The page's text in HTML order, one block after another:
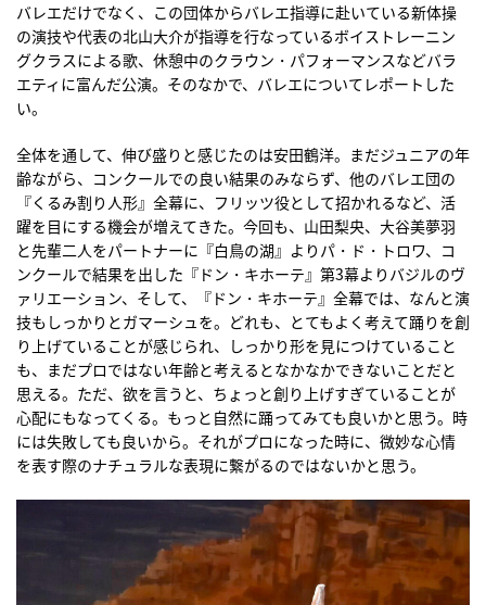
バレエだけでなく、この団体からバレエ指導に赴いている新体操
の演技や代表の北山大介が指導を行なっているボイストレーニン
グクラスによる歌、休憩中のクラウン・パフォーマンスなどバラ
エティに富んだ公演。そのなかで、バレエについてレポートした
い。
全体を通して、伸び盛りと感じたのは安田鶴洋。まだジュニアの年
齢ながら、コンクールでの良い結果のみならず、他のバレエ団の
『くるみ割り人形』全幕に、フリッツ役として招かれるなど、活
躍を目にする機会が増えてきた。今回も、山田梨央、大谷美夢羽
と先輩二人をパートナーに『白鳥の湖』よりパ・ド・トロワ、コ
ンクールで結果を出した『ドン・キホーテ』第3幕よりバジルのヴ
ァリエーション、そして、『ドン・キホーテ』全幕では、なんと演
技もしっかりとガマーシュを。どれも、とてもよく考えて踊りを創
り上げていることが感じられ、しっかり形を見につけていること
も、まだプロではない年齢と考えるとなかなかできないことだと
思える。ただ、欲を言うと、ちょっと創り上げすぎていることが
心配にもなってくる。もっと自然に踊ってみても良いかと思う。時
には失敗しても良いから。それがプロになった時に、微妙な心情
を表す際のナチュラルな表現に繋がるのではないかと思う。